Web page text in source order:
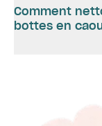
Comment
bottes en